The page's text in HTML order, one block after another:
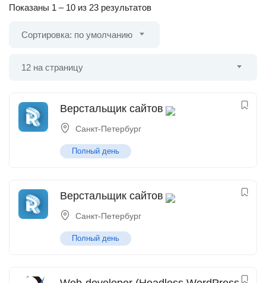
Показаны 1 – 10 из 23 результатов
Сортировка: по умолчанию
12 на страницу
Верстальщик сайтов
Санкт-Петербург
Полный день
Верстальщик сайтов
Санкт-Петербург
Полный день